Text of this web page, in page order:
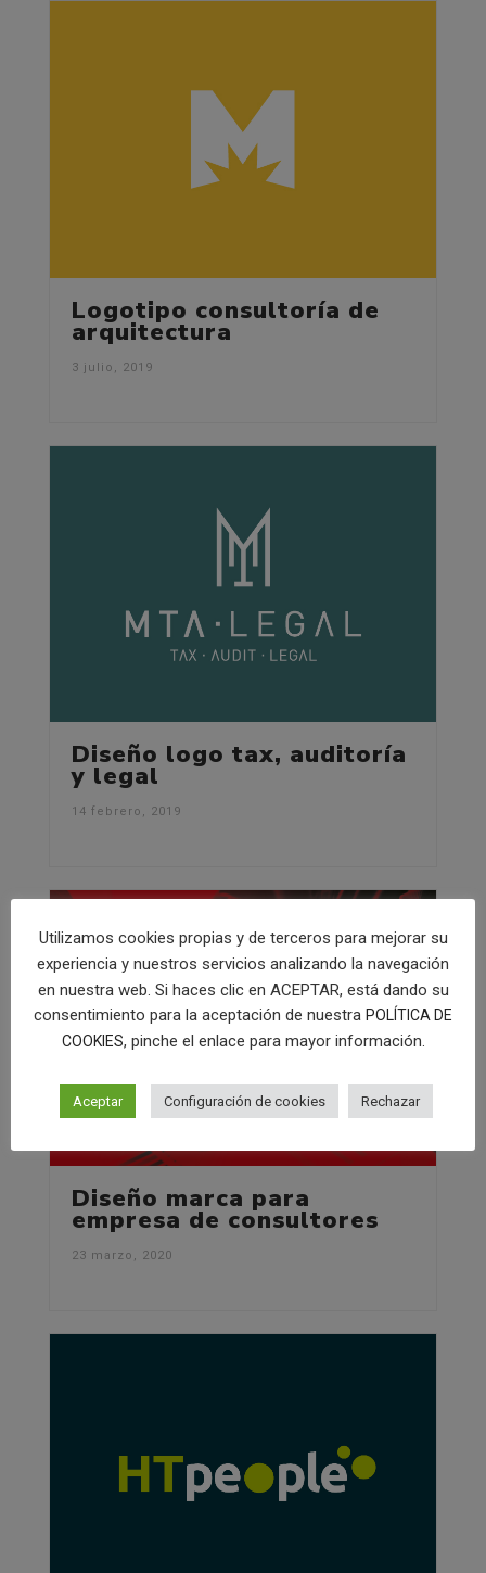
Logotipo consultoría de
arquitectura
3 julio, 2019
Diseño logo tax, auditoría
y legal
14 febrero, 2019
Diseño marca para
empresa de consultores
23 marzo, 2020
Utilizamos cookies propias y de terceros para mejorar su
experiencia y nuestros servicios analizando la navegación
en nuestra web. Si haces clic en ACEPTAR, está dando su
consentimiento para la aceptación de nuestra POLÍTICA DE
COOKIES, pinche el enlace para mayor información.
Aceptar Configuración de cookies Rechazar